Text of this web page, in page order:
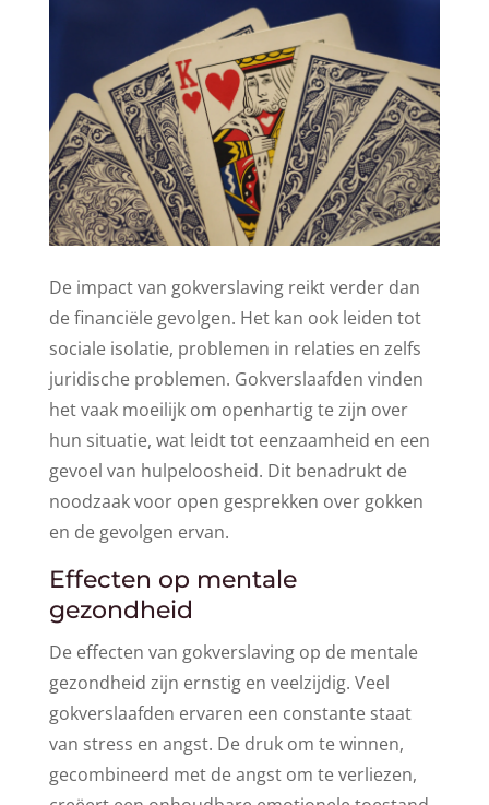
De impact van gokverslaving reikt verder dan
de financiële gevolgen. Het kan ook leiden tot
sociale isolatie, problemen in relaties en zelfs
juridische problemen. Gokverslaafden vinden
het vaak moeilijk om openhartig te zijn over
hun situatie, wat leidt tot eenzaamheid en een
gevoel van hulpeloosheid. Dit benadrukt de
noodzaak voor open gesprekken over gokken
en de gevolgen ervan.
Effecten op mentale
gezondheid
De effecten van gokverslaving op de mentale
gezondheid zijn ernstig en veelzijdig. Veel
gokverslaafden ervaren een constante staat
van stress en angst. De druk om te winnen,
gecombineerd met de angst om te verliezen,